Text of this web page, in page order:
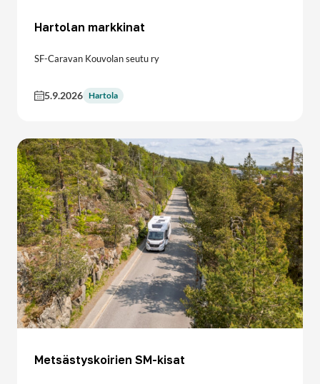
Hartolan markkinat
SF-Caravan Kouvolan seutu ry
5.9.2026 Hartola
Metsästyskoirien SM-kisat